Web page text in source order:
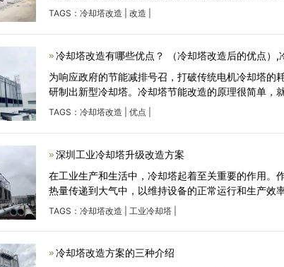
TAGS： 冷却塔改造 改造
冷却塔改造有哪些优点？ （冷却塔改造后的优点）,
为响应政府的节能减排号召，打破传统电机冷却塔的
研制出新型冷却塔。冷却塔节能改造的原理很简单，
TAGS： 冷却塔改造 优点
深圳工业冷却塔升级改造方案
在工业生产和生活中，冷却塔起着至关重要的作用。
热量传递到大气中，以维持设备的正常运行和生产效
TAGS： 冷却塔改造 工业冷却塔
冷却塔改造方案的三种介绍